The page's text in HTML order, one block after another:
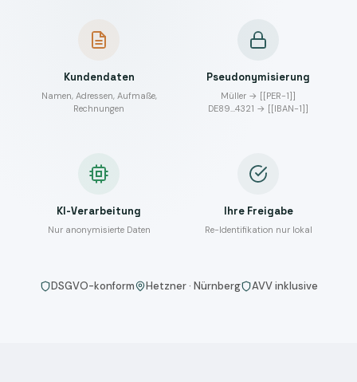
Kundendaten
Namen, Adressen, Aufmaße,
Rechnungen
Pseudonymisierung
Müller → [[PER-1]]
DE89…4321 → [[IBAN-1]]
KI-Verarbeitung
Nur anonymisierte Daten
Ihre Freigabe
Re-Identifikation nur lokal
DSGVO-konform Hetzner · Nürnberg AVV inklusive